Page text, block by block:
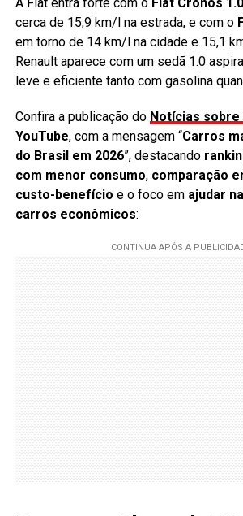
cerca de 15,9 km/l na estrada, e com o
em torno de 14 km/l na cidade e 15,1
Renault aparece com um sedã 1.0
leve e eficiente tanto com gasolina
Confira a publicação do Notícias
YouTube, com a mensagem “Carros
do Brasil em 2026”, destacando
com menor consumo, comparação
custo-benefício e o foco em ajudar
carros econômicos: